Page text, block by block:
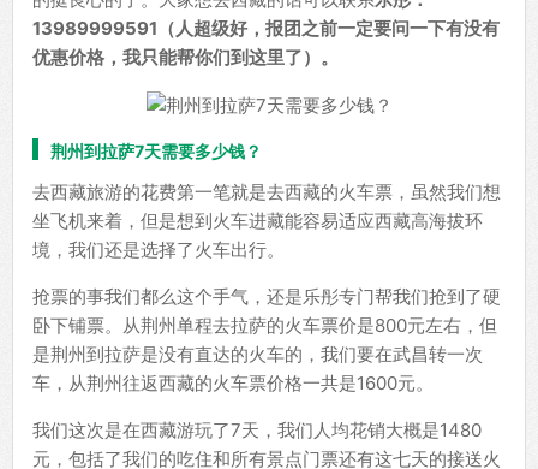
13989999591（人超级好，报团之前一定要问一下有没有
优惠价格，我只能帮你们到这里了）。
荆州到拉萨7天需要多少钱？
去西藏旅游的花费第一笔就是去西藏的火车票，虽然我们想
坐飞机来着，但是想到火车进藏能容易适应西藏高海拔环
境，我们还是选择了火车出行。
抢票的事我们都么这个手气，还是乐彤专门帮我们抢到了硬
卧下铺票。从荆州单程去拉萨的火车票价是800元左右，但
是荆州到拉萨是没有直达的火车的，我们要在武昌转一次
车，从荆州往返西藏的火车票价格一共是1600元。
我们这次是在西藏游玩了7天，我们人均花销大概是1480
元，包括了我们的吃住和所有景点门票还有这七天的接送火